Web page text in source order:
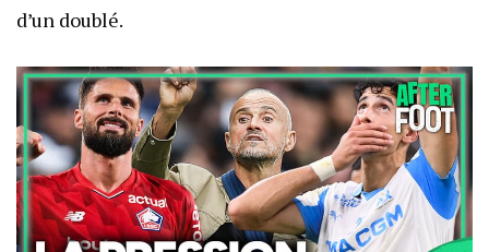
d’un doublé.